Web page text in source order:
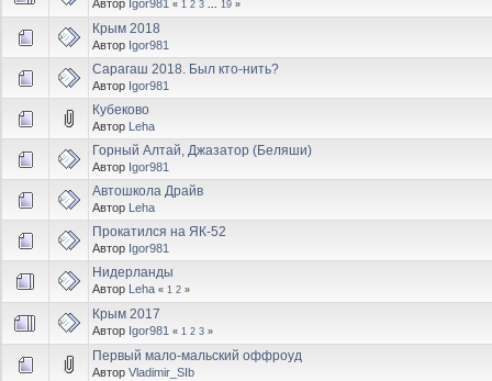
Автор Igor981 « 1 2 3 ... 19 »
Крым 2018
Автор Igor981
Сарагаш 2018. Был кто-нить?
Автор Igor981
Кубеково
Автор Leha
Горный Алтай, Джазатор (Беляши)
Автор Igor981
Автошкола Драйв
Автор Leha
Прокатился на ЯК-52
Автор Igor981
Нидерланды
Автор Leha « 1 2 »
Крым 2017
Автор Igor981 « 1 2 3 »
Первый мало-мальский оффроуд
Автор Vladimir_SIb